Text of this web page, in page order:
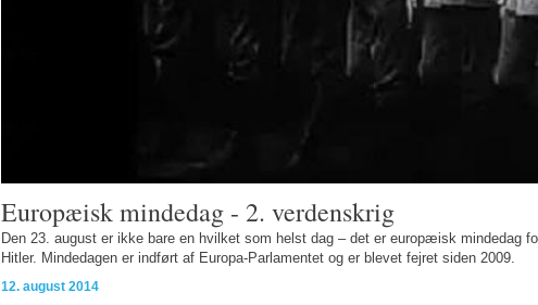
Europæisk mindedag - 2. verdenskrig
Den 23. august er ikke bare en hvilket som helst dag – det er europæisk mindedag
Hitler. Mindedagen er indført af Europa-Parlamentet og er blevet fejret siden 2009.
12. august 2014